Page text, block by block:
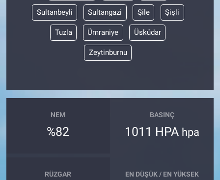
Sultanbeyli Sultangazi Şile Şişli
Tuzla Ümraniye Üsküdar
Zeytinburnu
NEM
%82
BASINÇ
1011 HPA hpa
RÜZGAR EN DÜŞÜK / EN YÜKSEK